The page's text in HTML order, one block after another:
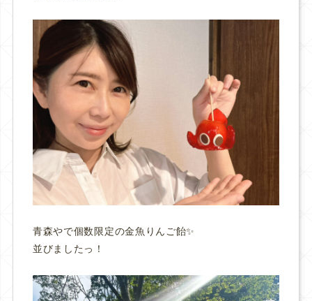
青森やで個数限定の金魚りんご飴✨
並びましたっ！